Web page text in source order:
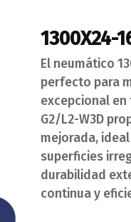
1300X24-
El neumático
perfecto para
excepcional
G2/L2-W3D
mejorada,
superficies
durabilidad
continua y